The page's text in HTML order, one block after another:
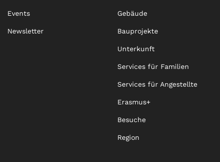
Events
Newsletter
Gebäude
Bauprojekte
Unterkunft
Services für Familien
Services für Angestellte
Erasmus+
Besuche
Region